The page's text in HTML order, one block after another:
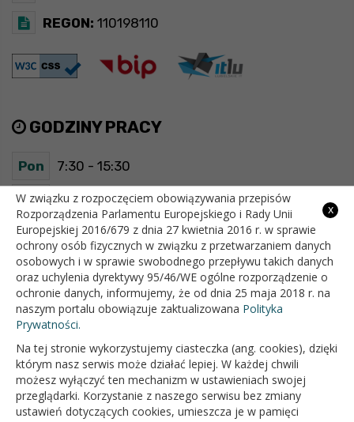
REGON: 110198110
GODZINY PRACY
Pon 7:30 - 15:30
Wt 7:30 - 15:30
Śr 7:30 - 15:30
Czw 7:30 - 15:30
Pt 7:30 - 15:30
OFICJALNY SERWIS INTERNETOWY GMINY BIAŁOPOLE
x
W związku z rozpoczęciem obowiązywania przepisów
Rozporządzenia Parlamentu Europejskiego i Rady Unii
Europejskiej 2016/679 z dnia 27 kwietnia 2016 r. w sprawie
ochrony osób fizycznych w związku z przetwarzaniem danych
osobowych i w sprawie swobodnego przepływu takich danych
oraz uchylenia dyrektywy 95/46/WE ogólne rozporządzenie o
ochronie danych, informujemy, że od dnia 25 maja 2018 r. na
naszym portalu obowiązuje zaktualizowana Polityka
Prywatności.
Na tej stronie wykorzystujemy ciasteczka (ang. cookies), dzięki
którym nasz serwis może działać lepiej. W każdej chwili
możesz wyłączyć ten mechanizm w ustawieniach swojej
przeglądarki. Korzystanie z naszego serwisu bez zmiany
ustawień dotyczących cookies, umieszcza je w pamięci